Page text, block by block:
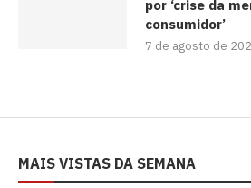
por ‘crise da
consumidor’
7 de agosto de
MAIS VISTAS DA SEMANA